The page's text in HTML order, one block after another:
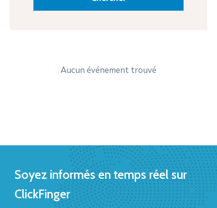
Aucun événement trouvé
Soyez informés en temps réel sur
ClickFinger